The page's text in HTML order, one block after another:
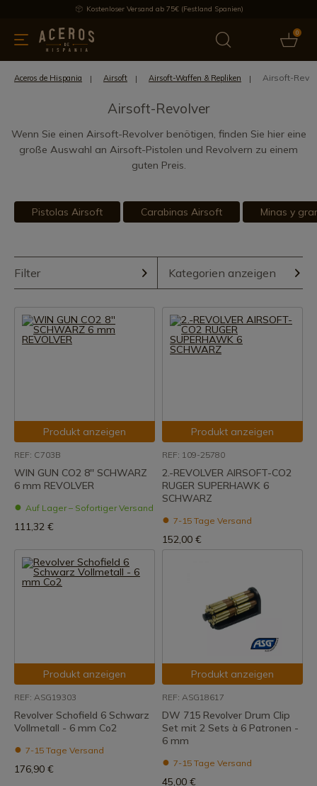
Kostenloser Versand ab 75€ (Festland Spanien)
0
Bietet Aktuelles Bestseller
Aceros de Hispania Airsoft Airsoft-Waffen & Repliken Airsoft-
Airsoft-Revolver
Wenn Sie einen Airsoft-Revolver benötigen, finden Sie hier eine
große Auswahl an Airsoft-Pistolen und Revolvern zu einem
guten Preis.
Pistolas Airsoft Carabinas Airsoft Minas y
Filter Kategorien anzeigen
Produkt anzeigen
REF: C703B
WIN GUN CO2 8'' SCHWARZ
6 mm REVOLVER
Auf Lager – Sofortiger Versand
111,32 €
Produkt anzeigen
REF: 109-25780
2.-REVOLVER AIRSOFT-CO2
RUGER SUPERHAWK 6
SCHWARZ
7-15 Tage Versand
152,00 €
Produkt anzeigen
REF: ASG19303
Revolver Schofield 6 Schwarz
Vollmetall - 6 mm Co2
7-15 Tage Versand
176,90 €
Produkt anzeigen
REF: ASG18617
DW 715 Revolver Drum Clip
Set mit 2 Sets à 6 Patronen -
6 mm
7-15 Tage Versand
45,00 €